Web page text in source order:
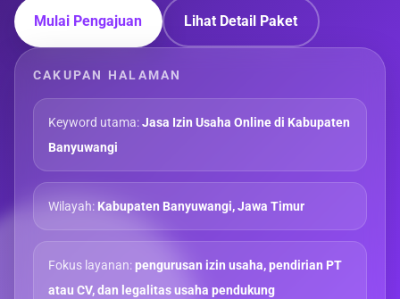
Mulai Pengajuan Lihat Detail Paket
CAKUPAN HALAMAN
Keyword utama:Jasa Izin Usaha Online di Kabupaten
Banyuwangi
Wilayah:Kabupaten Banyuwangi, Jawa Timur
Fokus layanan:pengurusan izin usaha, pendirian PT
atau CV, dan legalitas usaha pendukung